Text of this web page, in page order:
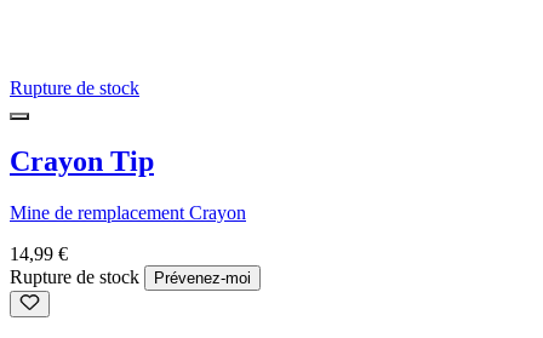
Rupture de stock
Crayon Tip
Mine de remplacement Crayon
14,99 €
Rupture de stock
Prévenez-moi